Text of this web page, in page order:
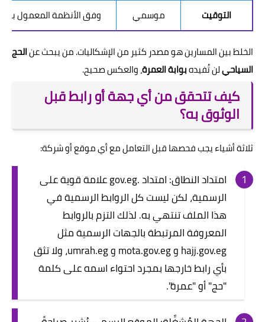
التوقيت
موسمي وفق الأنظمة المعمول بها
الخلط بين المسارين هو مصدر كثير من الإشكاليات. من يبحث عنالحج
السياحيلن تُفيدهبوابة العمرة، والعكس صحيح.
كيف تتحقق من أي جهة أو رابط قبل
الوثوق به؟
ثلاثة أشياء يجب فحصها قبل التعامل مع أي موقع أو شركة:
امتداد النطاق: امتداد .gov.eg علامة قوية على
الرسمية، لكن ليست كل الروابط الرسمية في
هذا الملف تنتهي به. لذلك التزم بالروابط
المعروفة المرتبطة بالجهات الرسمية مثل
hajj.gov.eg و mota.gov.eg و umrah.eg، ولا تثق
بأي رابط خارجها بمجرد احتواء اسمه على كلمة
"حج" أو "عمرة".